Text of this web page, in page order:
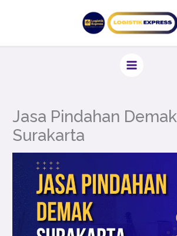
Jasa Pindahan Demak
Surakarta